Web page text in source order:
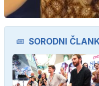
SORODNI